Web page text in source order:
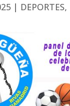
| DEPORTES,